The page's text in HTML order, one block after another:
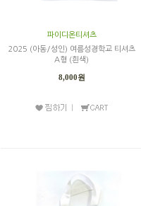
파이디온티셔츠
2025 (아동/성인) 여름성경학교 티셔츠
A형 (흰색)
8,000원